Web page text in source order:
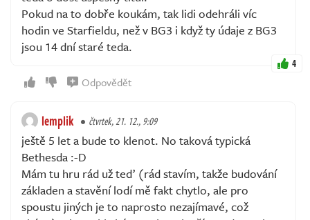
Pokud na to dobře koukám, tak lidi odehráli víc
hodin ve Starfieldu, než v BG3 i když ty údaje z BG3
jsou 14 dní staré teda.
4
Odpovědět
lemplik čtvrtek, 21. 12., 9:09
ještě 5 let a bude to klenot. No taková typická
Bethesda :-D
Mám tu hru rád už teď (rád stavím, takže budování
základen a stavění lodí mě fakt chytlo, ale pro
spoustu jiných je to naprosto nezajímavé, což